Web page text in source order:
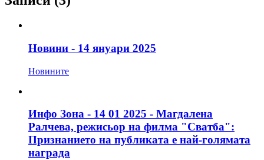
Новини - 14 януари 2025
Новините
Инфо Зона - 14 01 2025 - Магдалена
Ралчева, режисьор на филма "Сватба":
Признанието на публиката е най-голямата
награда